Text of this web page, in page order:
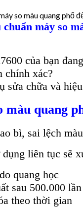
máy so
của bạn
chính xác?
sửa chữa và
màu quang
bì, sai lệch
liên tục sẽ
quang học
sau 500.000
theo thời gian